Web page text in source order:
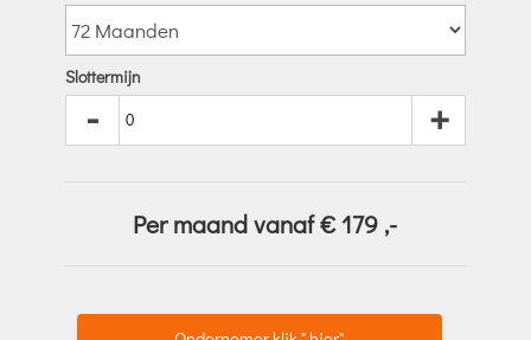
Slottermijn
- +
Per maand vanaf €179 ,-